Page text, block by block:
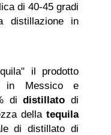
di 40-45 gradi
distillazione in
il prodotto
in Messico e
didistillato di
della tequila
di distillato di